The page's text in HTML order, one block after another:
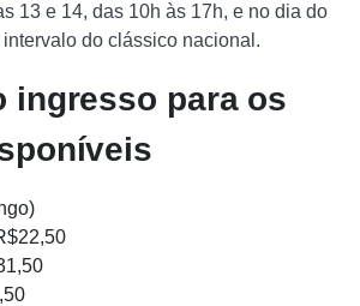
13 e 14, das 10h às 17h, e no dia do
do clássico nacional.
ingresso para os